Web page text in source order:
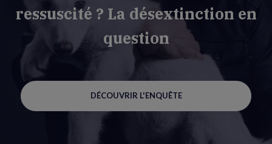
ressuscité ? La désextinction en
question
DÉCOUVRIR L'ENQUÊTE